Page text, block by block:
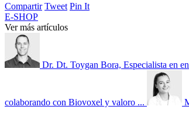
Compartir Tweet Pin It
E-SHOP
Ver más artículos
Dr. Dt. Toygan Bora, Especialista en
colaborando con Biovoxel y valoro ...